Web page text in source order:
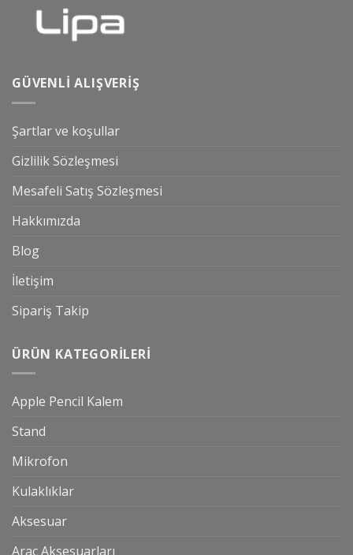
GÜVENLI ALIŞVERIŞ
Şartlar ve koşullar
Gizlilik Sözleşmesi
Mesafeli Satış Sözleşmesi
Hakkımızda
Blog
İletişim
Sipariş Takip
ÜRÜN KATEGORILERI
Apple Pencil Kalem
Stand
Mikrofon
Kulaklıklar
Aksesuar
Araç Aksesuarları